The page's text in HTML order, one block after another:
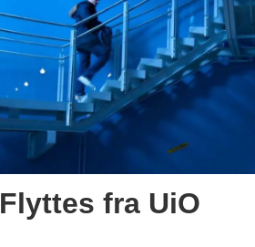
Flyttes fra UiO